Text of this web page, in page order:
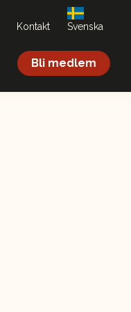
Kontakt Svenska
Bli medlem